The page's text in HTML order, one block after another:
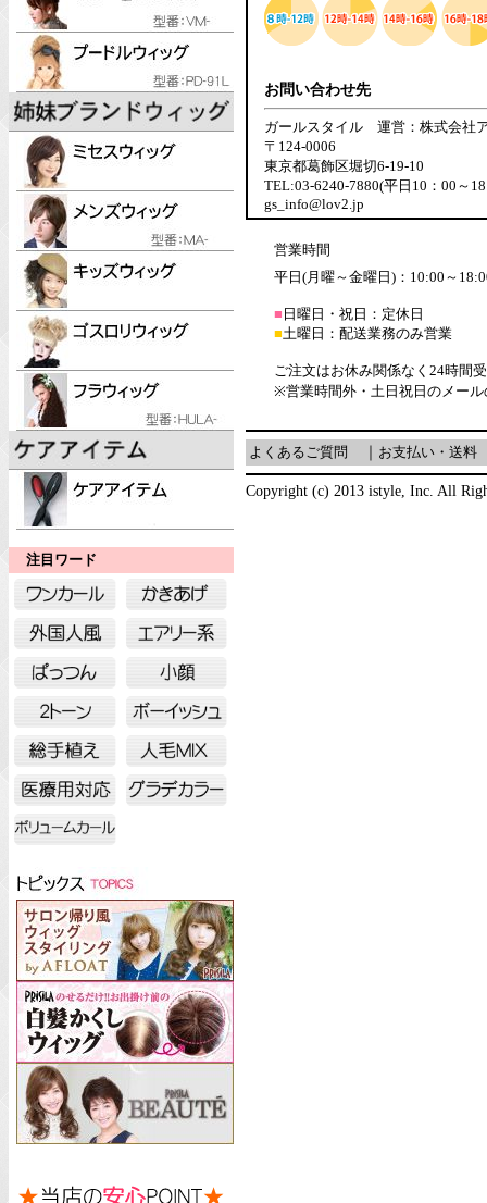
注目ワード
お問い合わせ先
ガールスタイル 運営：株式会社
〒124-0006
東京都葛飾区堀切6-19-10
TEL:03-6240-7880(平日10：00～
gs_info@lov2.jp
営業時間
平日(月曜～金曜日)：10:00～
■ 日曜日・祝日：定休日
■土曜日：配送業務のみ営業
ご注文はお休み関係なく24時間
※営業時間外・土日祝日のメー
よくあるご質問 お支払い・送料
Copyright (c) 2013 istyle, Inc. All